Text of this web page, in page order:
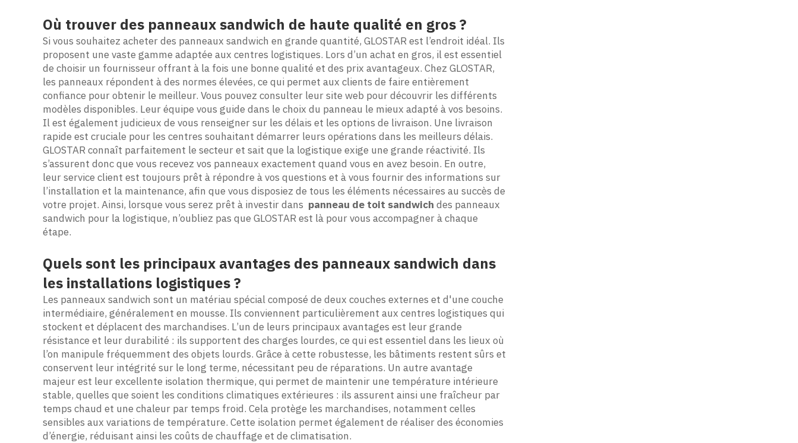
Où trouver des panneaux sandwich de haute qualité en gros ?
Si vous souhaitez acheter des panneaux sandwich en grande quantité, GLOSTAR est l’endroit idéal. Ils
proposent une vaste gamme adaptée aux centres logistiques. Lors d’un achat en gros, il est essentiel
de choisir un fournisseur offrant à la fois une bonne qualité et des prix avantageux. Chez GLOSTAR,
les panneaux répondent à des normes élevées, ce qui permet aux clients de faire entièrement
confiance pour obtenir le meilleur. Vous pouvez consulter leur site web pour découvrir les différents
modèles disponibles. Leur équipe vous guide dans le choix du panneau le mieux adapté à vos besoins.
Il est également judicieux de vous renseigner sur les délais et les options de livraison. Une livraison
rapide est cruciale pour les centres souhaitant démarrer leurs opérations dans les meilleurs délais.
GLOSTAR connaît parfaitement le secteur et sait que la logistique exige une grande réactivité. Ils
s’assurent donc que vous recevez vos panneaux exactement quand vous en avez besoin. En outre,
leur service client est toujours prêt à répondre à vos questions et à vous fournir des informations sur
l’installation et la maintenance, afin que vous disposiez de tous les éléments nécessaires au succès de
votre projet. Ainsi, lorsque vous serez prêt à investir dans panneau de toit sandwich des panneaux
sandwich pour la logistique, n’oubliez pas que GLOSTAR est là pour vous accompagner à chaque
étape.
Quels sont les principaux avantages des panneaux sandwich dans
les installations logistiques ?
Les panneaux sandwich sont un matériau spécial composé de deux couches externes et d'une couche
intermédiaire, généralement en mousse. Ils conviennent particulièrement aux centres logistiques qui
stockent et déplacent des marchandises. L’un de leurs principaux avantages est leur grande
résistance et leur durabilité : ils supportent des charges lourdes, ce qui est essentiel dans les lieux où
l’on manipule fréquemment des objets lourds. Grâce à cette robustesse, les bâtiments restent sûrs et
conservent leur intégrité sur le long terme, nécessitant peu de réparations. Un autre avantage
majeur est leur excellente isolation thermique, qui permet de maintenir une température intérieure
stable, quelles que soient les conditions climatiques extérieures : ils assurent ainsi une fraîcheur par
temps chaud et une chaleur par temps froid. Cela protège les marchandises, notamment celles
sensibles aux variations de température. Cette isolation permet également de réaliser des économies
d’énergie, réduisant ainsi les coûts de chauffage et de climatisation.